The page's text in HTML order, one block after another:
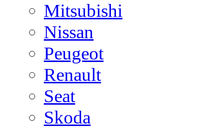
Mitsubishi
Nissan
Peugeot
Renault
Seat
Skoda